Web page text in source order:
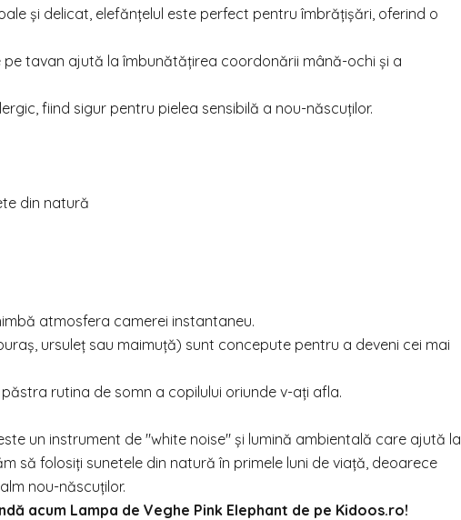
și delicat, elefănțelul este perfect pentru îmbrățișări, oferind o
tavan ajută la îmbunătățirea coordonării mână-ochi și a
fiind sigur pentru pielea sensibilă a nou-născuților.
din natură
atmosfera camerei instantaneu.
ursuleț sau maimuță) sunt concepute pentru a deveni cei mai
rutina de somn a copilului oriunde v-ați afla.
un instrument de "white noise" și lumină ambientală care ajută la
să folosiți sunetele din natură în primele luni de viață, deoarece
nou-născuților.
acum Lampa de Veghe Pink Elephant de pe Kidoos.ro!